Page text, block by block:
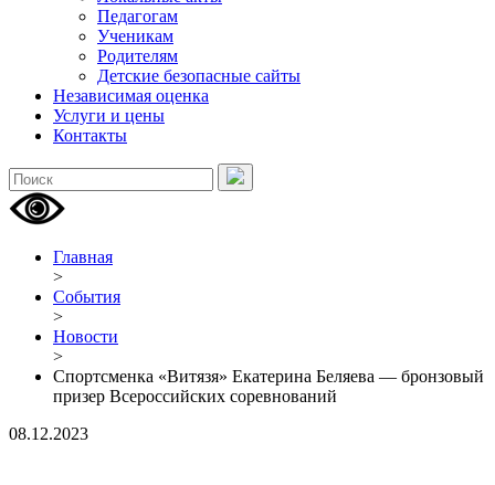
Педагогам
Ученикам
Родителям
Детские безопасные сайты
Независимая оценка
Услуги и цены
Контакты
Главная
>
События
>
Новости
>
Спортсменка «Витязя» Екатерина Беляева — бронзовый
призер Всероссийских соревнований
08.12.2023